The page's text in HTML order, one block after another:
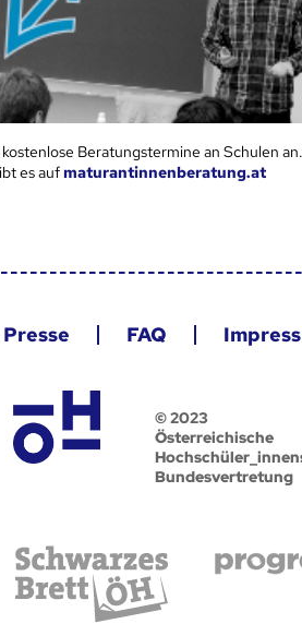
Beratungstermine an Schulen
es aufmaturantinnenberatung.at
Presse FAQ
© 2023
Österreichische
Bundesvertretung